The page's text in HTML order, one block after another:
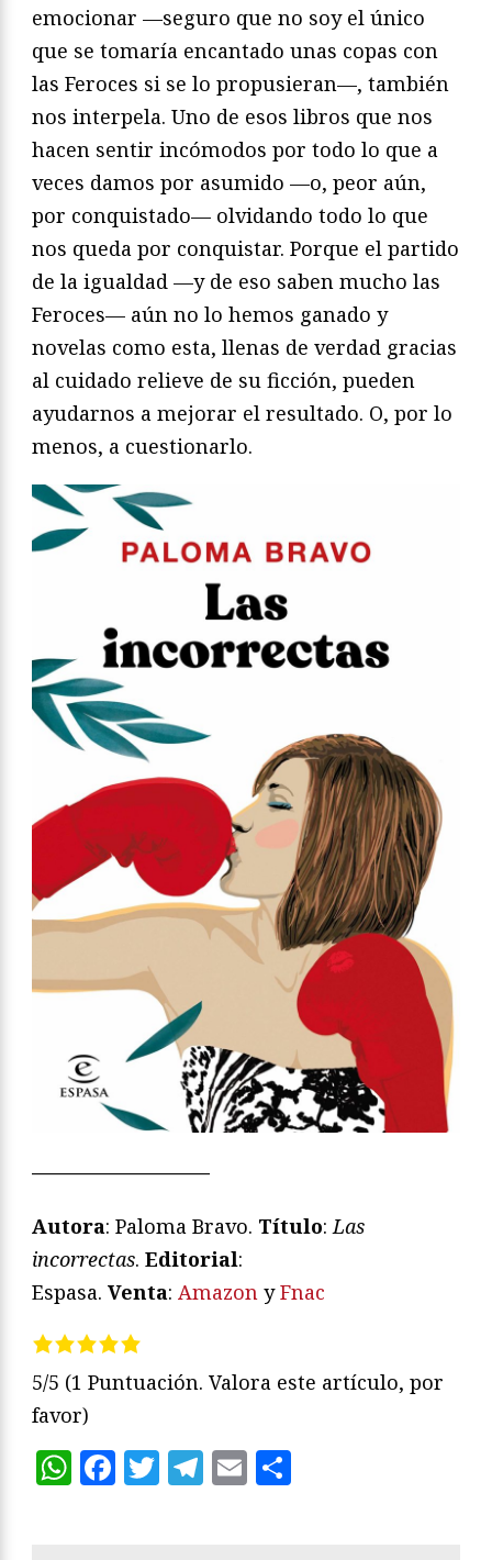
emocionar —seguro que no soy el único
que se tomaría encantado unas copas con
las Feroces si se lo propusieran—, también
nos interpela. Uno de esos libros que nos
hacen sentir incómodos por todo lo que a
veces damos por asumido —o, peor aún,
por conquistado— olvidando todo lo que
nos queda por conquistar. Porque el partido
de la igualdad —y de eso saben mucho las
Feroces— aún no lo hemos ganado y
novelas como esta, llenas de verdad gracias
al cuidado relieve de su ficción, pueden
ayudarnos a mejorar el resultado. O, por lo
menos, a cuestionarlo.
—————————
Autora: Paloma Bravo. Título:Las
incorrectas. Editorial:
Espasa. Venta: Amazon yFnac
5/5 (1 Puntuación. Valora este artículo, por
favor)
WhatsApp
Facebook
Twitter
Telegram
Email